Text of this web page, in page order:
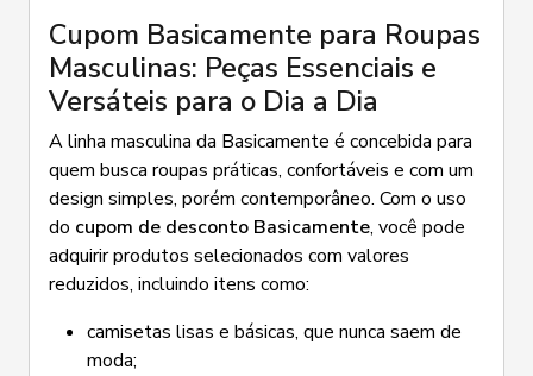
Cupom Basicamente para Roupas
Masculinas: Peças Essenciais e
Versáteis para o Dia a Dia
A linha masculina da Basicamente é concebida para
quem busca roupas práticas, confortáveis e com um
design simples, porém contemporâneo. Com o uso
do cupom de desconto Basicamente, você pode
adquirir produtos selecionados com valores
reduzidos, incluindo itens como:
camisetas lisas e básicas, que nunca saem de
moda;